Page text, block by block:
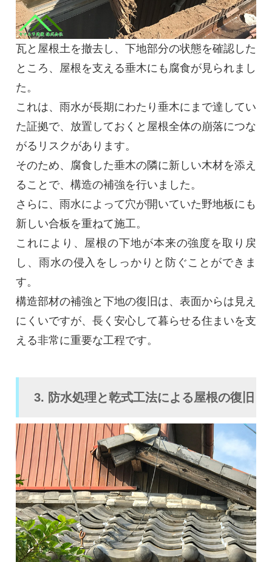
瓦と屋根土を撤去し、下地部分の状態を確認した
ところ、屋根を支える垂木にも腐食が見られまし
た。
これは、雨水が長期にわたり垂木にまで達してい
た証拠で、放置しておくと屋根全体の崩落につな
がるリスクがあります。
そのため、腐食した垂木の隣に新しい木材を添え
ることで、構造の補強を行いました。
さらに、雨水によって穴が開いていた野地板にも
新しい合板を重ねて施工。
これにより、屋根の下地が本来の強度を取り戻
し、雨水の侵入をしっかりと防ぐことができま
す。
構造部材の補強と下地の復旧は、表面からは見え
にくいですが、長く安心して暮らせる住まいを支
える非常に重要な工程です。
3. 防水処理と乾式工法による屋根の復旧